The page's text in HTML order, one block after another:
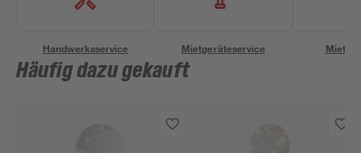
Handwerksservice Mietgeräteservice
Häufig dazu gekauft